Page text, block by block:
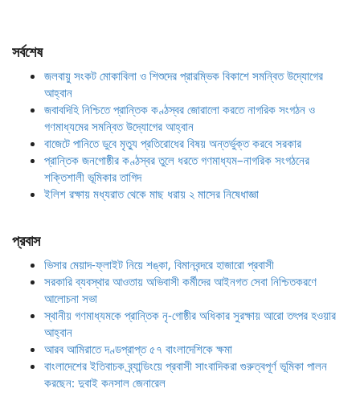
সর্বশেষ
জলবায়ু সংকট মোকাবিলা ও শিশুদের প্রারম্ভিক বিকাশে সমন্বিত উদ্যোগের
আহ্বান
জবাবদিহি নিশ্চিতে প্রান্তিক কণ্ঠস্বর জোরালো করতে নাগরিক সংগঠন ও
গণমাধ্যমের সমন্বিত উদ্যোগের আহ্বান
বাজেটে পানিতে ডুবে মৃত্যু প্রতিরোধের বিষয় অন্তর্ভুক্ত করবে সরকার
প্রান্তিক জনগোষ্ঠীর কণ্ঠস্বর তুলে ধরতে গণমাধ্যম–নাগরিক সংগঠনের
শক্তিশালী ভূমিকার তাগিদ
ইলিশ রক্ষায় মধ্যরাত থেকে মাছ ধরায় ২ মাসের নিষেধাজ্ঞা
প্রবাস
ভিসার মেয়াদ-ফ্লাইট নিয়ে শঙ্কা, বিমানবন্দরে হাজারো প্রবাসী
সরকারি ব্যবস্থার আওতায় অভিবাসী কর্মীদের আইনগত সেবা নিশ্চিতকরণে
আলোচনা সভা
স্থানীয় গণমাধ্যমকে প্রান্তিক নৃ-গোষ্ঠীর অধিকার সুরক্ষায় আরো তৎপর হওয়ার
আহ্বান
আরব আমিরাতে দণ্ডপ্রাপ্ত ৫৭ বাংলাদেশিকে ক্ষমা
বাংলাদেশের ইতিবাচক ব্র্যান্ডিংয়ে প্রবাসী সাংবাদিকরা গুরুত্বপূর্ণ ভূমিকা পালন
করছেন: দুবাই কনসাল জেনারেল